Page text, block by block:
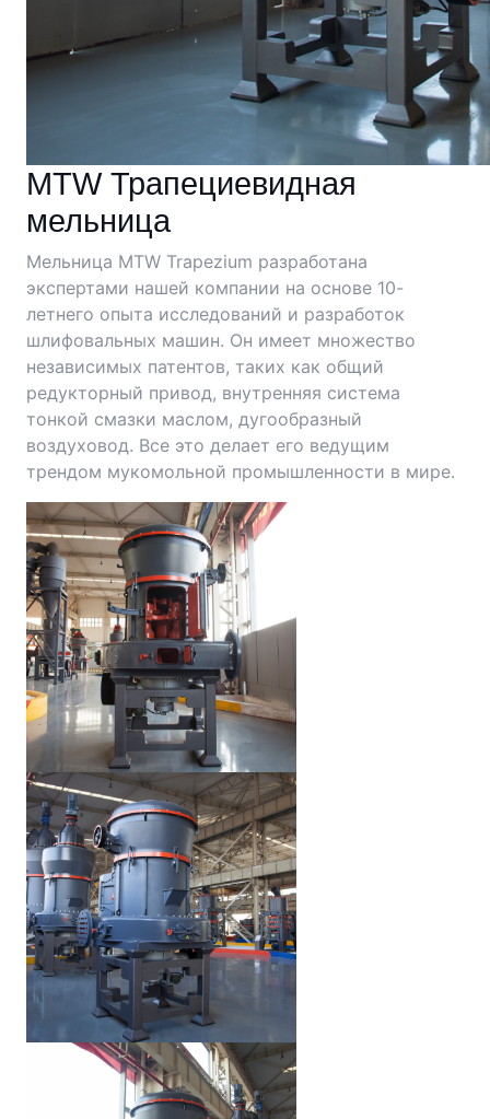
MTW Трапециевидная
мельница
Мельница MTW Trapezium разработана
экспертами нашей компании на основе 10-
летнего опыта исследований и разработок
шлифовальных машин. Он имеет множество
независимых патентов, таких как общий
редукторный привод, внутренняя система
тонкой смазки маслом, дугообразный
воздуховод. Все это делает его ведущим
трендом мукомольной промышленности в мире.